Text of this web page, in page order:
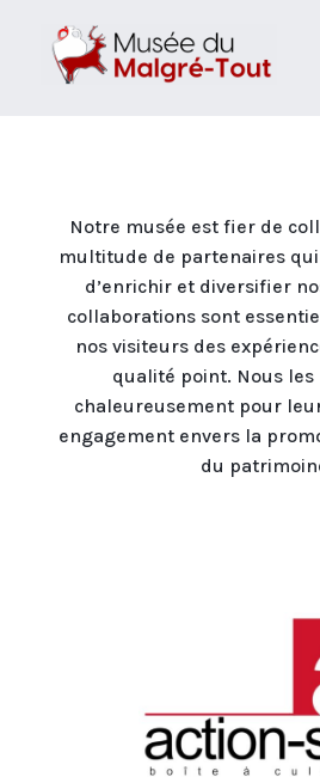
Notre musée est fier de
multitude de partenaires
d’enrichir et diversifier
collaborations sont
nos visiteurs des
qualité point. Nous
chaleureusement pour
engagement envers la
du